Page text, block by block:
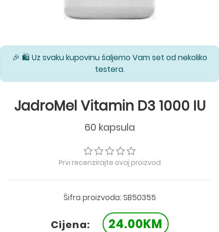
🎉 🛍️ Uz svaku kupovinu šaljemo Vam set od nekoliko
testera.
JadroMel Vitamin D3 1000 IU
60 kapsula
Prvi recenzirajte ovaj proizvod
Šifra proizvoda: SB50355
Cijena: 24.00KM